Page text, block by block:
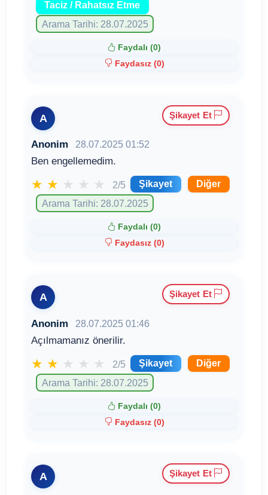
Taciz / Rahatsız Etme
Arama Tarihi: 28.07.2025
Faydalı (0)
Faydasız (0)
A
Anonim 28.07.2025 01:52
Ben engellemedim.
★ ★ ★ ★ ★ 2/5 Şikayet
Diğer
Arama Tarihi: 28.07.2025
Faydalı (0)
Faydasız (0)
Şikayet Et
A
Anonim 28.07.2025 01:46
Açılmamanız önerilir.
★ ★ ★ ★ ★ 2/5 Şikayet
Diğer
Arama Tarihi: 28.07.2025
Faydalı (0)
Faydasız (0)
Şikayet Et
A Şikayet Et